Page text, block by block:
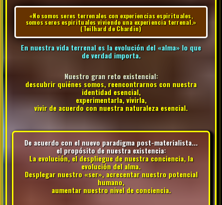
«No somos seres terrenales con experiencias espirituales,
somos seres espirituales viviendo una experiencia terrenal.»
(Teilhard de Chardin)
En nuestra vida terrenal es la evolución del «alma» lo que
de verdad importa.
Nuestro gran reto existencial:
descubrir quiénes somos, reencontrarnos con nuestra
identidad esencial,
experimentarla, vivirla,
vivir de acuerdo con nuestra naturaleza esencial.
De acuerdo con el nuevo paradigma post-materialista...
el propósito de nuestra existencia:
La evolución, el despliegue de nuestra conciencia, la
evolución del alma.
Desplegar nuestro «ser», acrecentar nuestro potencial
humano,
aumentar nuestro nivel de conciencia.